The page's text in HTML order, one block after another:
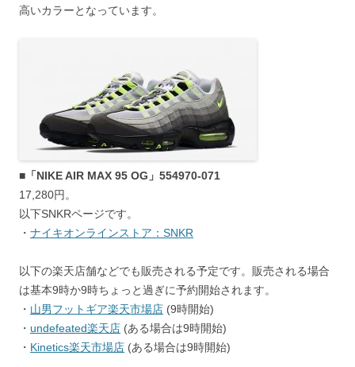
高いカラーとなっています。
■「NIKE AIR MAX 95 OG」554970-071
17,280円。
以下SNKRページです。
・ ナイキオンラインストア：SNKR
以下の楽天店舗などでも販売される予定です。販売される場合
は基本9時か9時ちょっと過ぎに予約開始されます。
・ 山男フットギア楽天市場店 (9時開始)
・ undefeated楽天店 (ある場合は9時開始)
・ Kinetics楽天市場店 (ある場合は9時開始)